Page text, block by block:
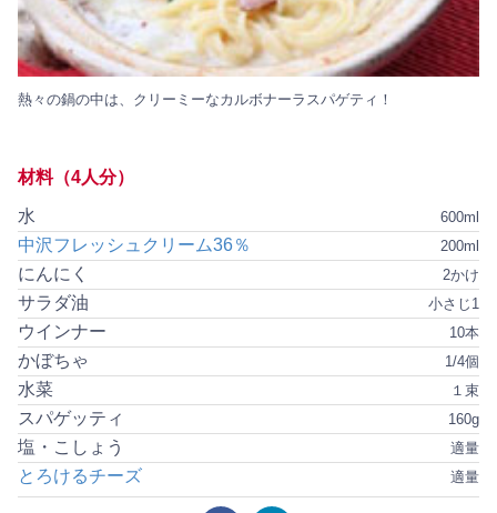
熱々の鍋の中は、クリーミーなカルボナーラスパゲティ！
材料（4人分）
600ml
水
200ml
中沢フレッシュクリーム36％
2かけ
にんにく
小さじ1
サラダ油
10本
ウインナー
1/4個
かぼちゃ
１束
水菜
160g
スパゲッティ
適量
塩・こしょう
適量
とろけるチーズ